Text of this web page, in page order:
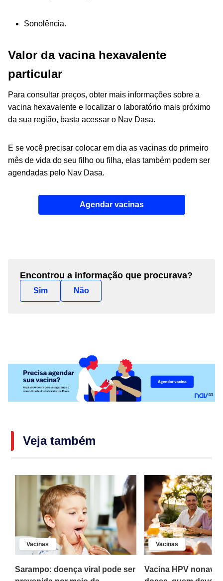
Sonolência.
Valor da vacina hexavalente
particular
Para consultar preços, obter mais informações sobre a
vacina hexavalente e localizar o laboratório mais próximo
da sua região, basta acessar o Nav Dasa.
E se você precisar colocar em dia as vacinas do primeiro
mês de vida do seu filho ou filha, elas também podem ser
agendadas pelo Nav Dasa.
Agendar vacinas
Encontrou a informação que procurava?
Sim Não
Veja também
Vacinas
Sarampo: doença viral pode ser
Vacinas
Vacina HPV